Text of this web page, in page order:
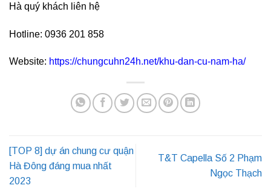
Hà quý khách liên hệ
Hotline: 0936 201 858
Website: https://chungcuhn24h.net/khu-dan-cu-nam-ha/
[TOP 8] dự án chung cư quận
Hà Đông đáng mua nhất
2023
T&T Capella Số 2 Phạm
Ngọc Thạch